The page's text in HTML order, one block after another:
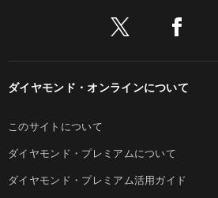
ダイヤモンド・オンラインについて
このサイトについて
ダイヤモンド・プレミアムについて
ダイヤモンド・プレミアム活用ガイド